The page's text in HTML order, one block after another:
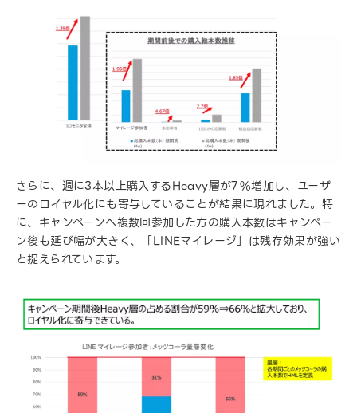
さらに、週に3本以上購入するHeavy層が7%増加し、ユーザ
ーのロイヤル化にも寄与していることが結果に現れました。特
に、キャンペーンへ複数回参加した方の購入本数はキャンペー
ン後も延び幅が大きく、「LINEマイレージ」は残存効果が強い
と捉えられています。